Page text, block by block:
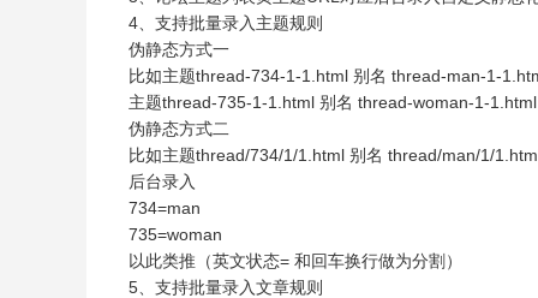
4、支持批量录入主题规则
伪静态方式一
比如主题thread-734-1-1.html 别名 thread-man-1-
主题thread-735-1-1.html 别名 thread-woman-1-1.html
伪静态方式二
比如主题thread/734/1/1.html 别名 thread/man/1/1.html
后台录入
734=man
735=woman
以此类推（英文状态= 和回车换行做为分割）
5、支持批量录入文章规则